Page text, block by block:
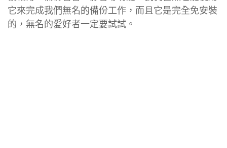
它來完成我們無名的備份工作，而且它是完全免安裝
的，無名的愛好者一定要試試。